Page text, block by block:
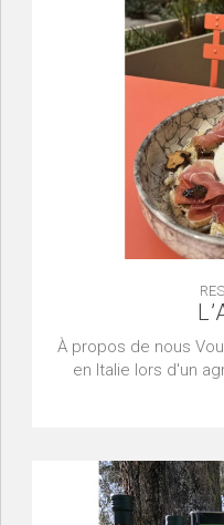
À propos de nous
en Italie lors d'un